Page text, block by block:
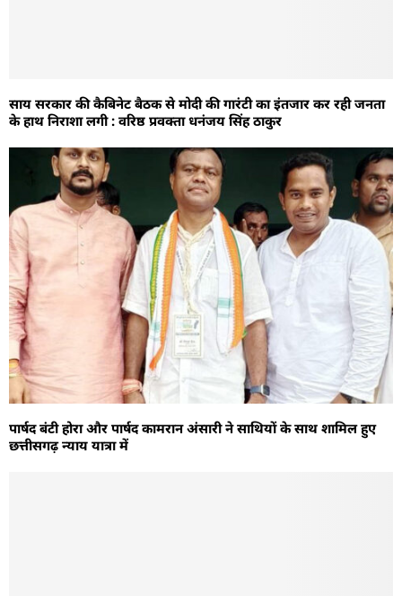
साय सरकार की कैबिनेट बैठक से मोदी की गारंटी का इंतजार कर रही जनता
के हाथ निराशा लगी : वरिष्ठ प्रवक्ता धनंजय सिंह ठाकुर
पार्षद बंटी होरा और पार्षद कामरान अंसारी ने साथियों के साथ शामिल हुए
छत्तीसगढ़ न्याय यात्रा में